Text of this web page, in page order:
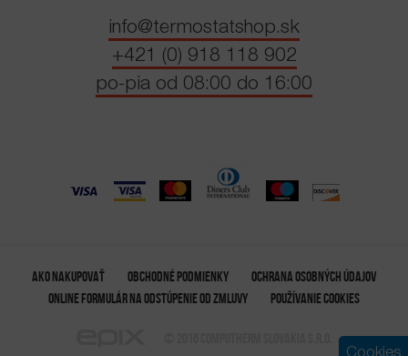
Cookies
info@termostatshop.sk
+421 (0) 918 118 902
po-pia od 08:00 do 16:00
AKO NAKUPOVAŤ OBCHODNÉ PODMIENKY
OCHRANA OSOBNÝCH ÚDAJOV
ONLINE FORMULÁR NA ODSTÚPENIE OD ZMLUVY
POUŽÍVANIE COOKIES